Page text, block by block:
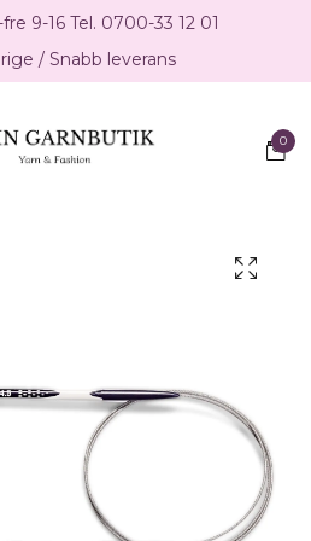
9-16 Tel. 0700-33 12 01
/ Snabb leverans
0